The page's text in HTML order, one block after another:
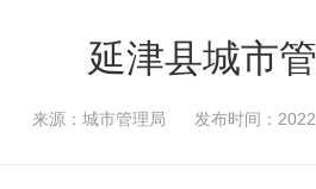
延津县城市
来源：城市管理局 发布时间：